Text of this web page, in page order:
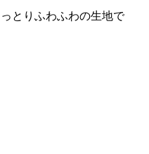
とりふわふわの生地で